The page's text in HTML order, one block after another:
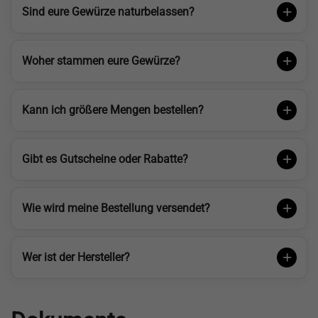
Sind eure Gewürze naturbelassen?
Woher stammen eure Gewürze?
Kann ich größere Mengen bestellen?
Gibt es Gutscheine oder Rabatte?
Wie wird meine Bestellung versendet?
Wer ist der Hersteller?